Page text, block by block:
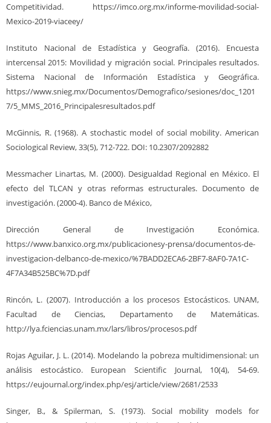
Competitividad. https://imco.org.mx/informe-movilidad-social-
Mexico-2019-viaceey/
Instituto Nacional de Estadística y Geografía. (2016). Encuesta
intercensal 2015: Movilidad y migración social. Principales resultados.
Sistema Nacional de Información Estadística y Geográfica.
https://www.snieg.mx/Documentos/Demografico/sesiones/doc_1201
7/5_MMS_2016_Principalesresultados.pdf
McGinnis, R. (1968). A stochastic model of social mobility. American
Sociological Review, 33(5), 712-722. DOI: 10.2307/2092882
Messmacher Linartas, M. (2000). Desigualdad Regional en México. El
efecto del TLCAN y otras reformas estructurales. Documento de
investigación. (2000-4). Banco de México,
Dirección General de Investigación Económica.
https://www.banxico.org.mx/publicacionesy-prensa/documentos-de-
investigacion-delbanco-de-mexico/%7BADD2ECA6-2BF7-8AF0-7A1C-
4F7A34B525BC%7D.pdf
Rincón, L. (2007). Introducción a los procesos Estocásticos. UNAM,
Facultad de Ciencias, Departamento de Matemáticas.
http://lya.fciencias.unam.mx/lars/libros/procesos.pdf
Rojas Aguilar, J. L. (2014). Modelando la pobreza multidimensional: un
análisis estocástico. European Scientific Journal, 10(4), 54-69.
https://eujournal.org/index.php/esj/article/view/2681/2533
Singer, B., & Spilerman, S. (1973). Social mobility models for